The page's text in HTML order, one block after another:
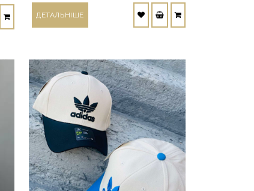
ДЕТАЛЬНIШЕ